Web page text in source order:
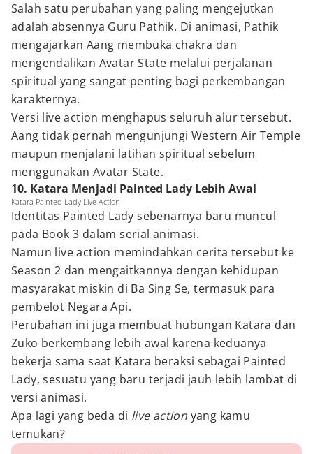
Salah satu perubahan yang paling mengejutkan
adalah absennya Guru Pathik. Di animasi, Pathik
mengajarkan Aang membuka chakra dan
mengendalikan Avatar State melalui perjalanan
spiritual yang sangat penting bagi perkembangan
karakternya.
Versi live action menghapus seluruh alur tersebut.
Aang tidak pernah mengunjungi Western Air Temple
maupun menjalani latihan spiritual sebelum
menggunakan Avatar State.
10. Katara Menjadi Painted Lady Lebih Awal
Katara Painted Lady Live Action
Identitas Painted Lady sebenarnya baru muncul
pada Book 3 dalam serial animasi.
Namun live action memindahkan cerita tersebut ke
Season 2 dan mengaitkannya dengan kehidupan
masyarakat miskin di Ba Sing Se, termasuk para
pembelot Negara Api.
Perubahan ini juga membuat hubungan Katara dan
Zuko berkembang lebih awal karena keduanya
bekerja sama saat Katara beraksi sebagai Painted
Lady, sesuatu yang baru terjadi jauh lebih lambat di
versi animasi.
Apa lagi yang beda di live action yang kamu
temukan?